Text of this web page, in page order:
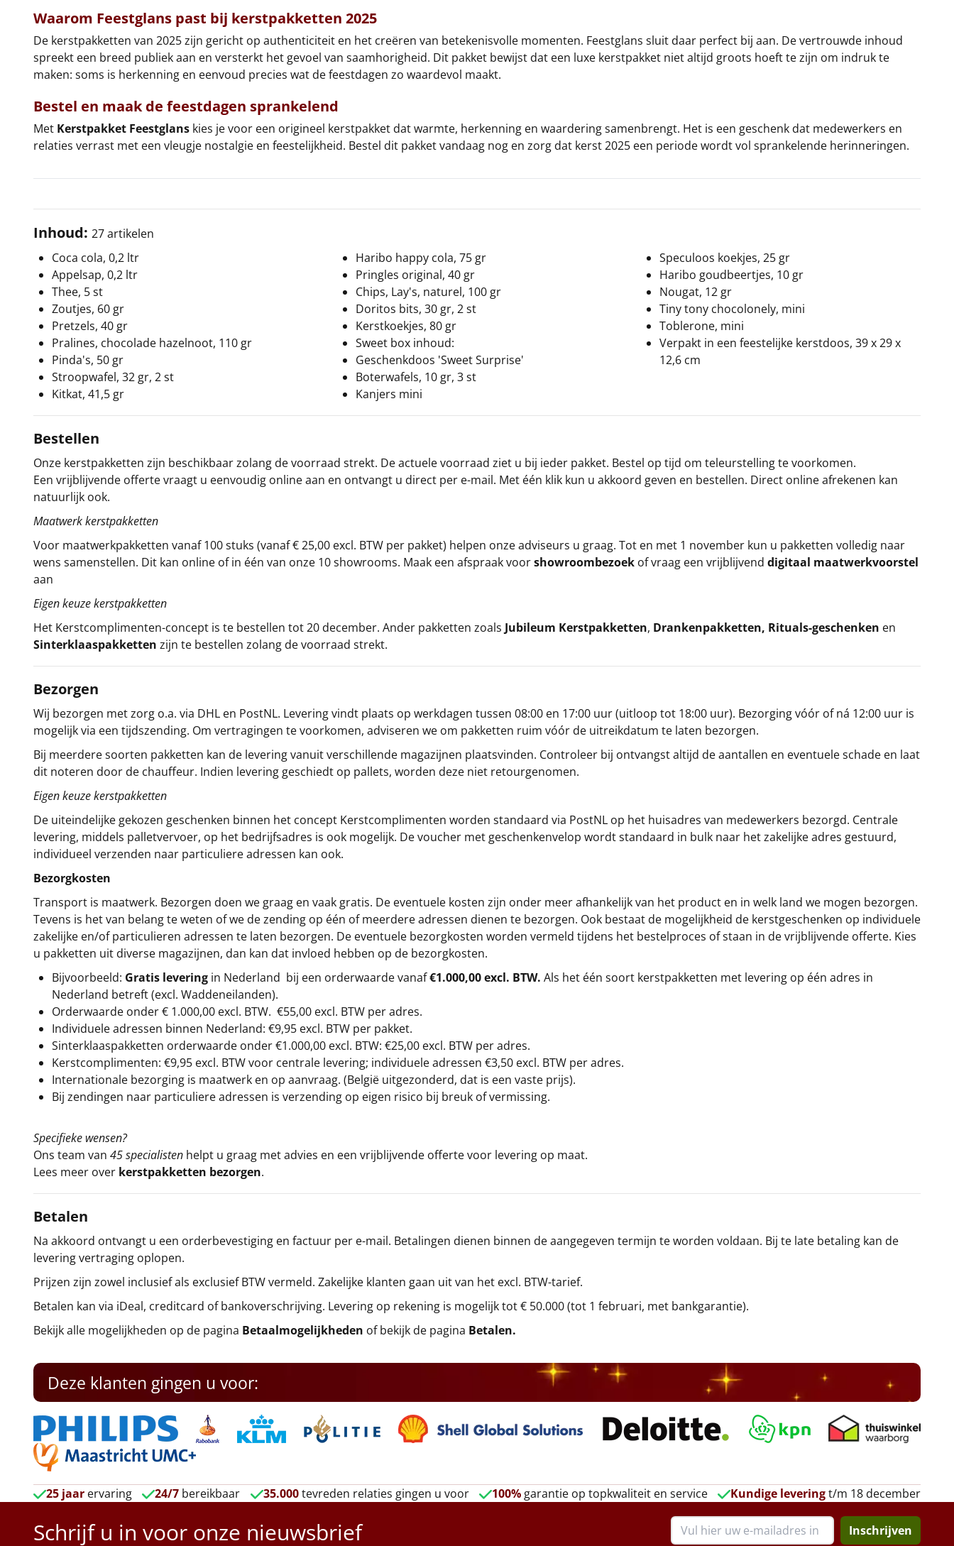
Waarom Feestglans past bij kerstpakketten 2025
De kerstpakketten van 2025 zijn gericht op authenticiteit en het creëren van betekenisvolle momenten. Feestglans sluit daar perfect bij aan. De vertrouwde inhoud
spreekt een breed publiek aan en versterkt het gevoel van saamhorigheid. Dit pakket bewijst dat een luxe kerstpakket niet altijd groots hoeft te zijn om indruk te
maken: soms is herkenning en eenvoud precies wat de feestdagen zo waardevol maakt.
Bestel en maak de feestdagen sprankelend
Met Kerstpakket Feestglans kies je voor een origineel kerstpakket dat warmte, herkenning en waardering samenbrengt. Het is een geschenk dat medewerkers en
relaties verrast met een vleugje nostalgie en feestelijkheid. Bestel dit pakket vandaag nog en zorg dat kerst 2025 een periode wordt vol sprankelende herinneringen.
Inhoud: 27 artikelen
Coca cola, 0,2 ltr
Appelsap, 0,2 ltr
Thee, 5 st
Zoutjes, 60 gr
Pretzels, 40 gr
Pralines, chocolade hazelnoot, 110 gr
Pinda's, 50 gr
Stroopwafel, 32 gr, 2 st
Kitkat, 41,5 gr
Haribo happy cola, 75 gr
Pringles original, 40 gr
Chips, Lay's, naturel, 100 gr
Doritos bits, 30 gr, 2 st
Kerstkoekjes, 80 gr
Sweet box inhoud:
Geschenkdoos 'Sweet Surprise'
Boterwafels, 10 gr, 3 st
Kanjers mini
Speculoos koekjes, 25 gr
Haribo goudbeertjes, 10 gr
Nougat, 12 gr
Tiny tony chocolonely, mini
Toblerone, mini
Verpakt in een feestelijke kerstdoos, 39 x 29 x
12,6 cm
Bestellen
Onze kerstpakketten zijn beschikbaar zolang de voorraad strekt. De actuele voorraad ziet u bij ieder pakket. Bestel op tijd om teleurstelling te voorkomen.
Een vrijblijvende offerte vraagt u eenvoudig online aan en ontvangt u direct per e-mail. Met één klik kun u akkoord geven en bestellen. Direct online afrekenen kan
natuurlijk ook.
Maatwerk kerstpakketten
Voor maatwerkpakketten vanaf 100 stuks (vanaf € 25,00 excl. BTW per pakket) helpen onze adviseurs u graag. Tot en met 1 november kun u pakketten volledig naar
wens samenstellen. Dit kan online of in één van onze 10 showrooms. Maak een afspraak voorshowroombezoek of vraag een vrijblijvend digitaal maatwerkvoorstel
aan
Eigen keuze kerstpakketten
Het Kerstcomplimenten-concept is te bestellen tot 20 december. Ander pakketten zoals Jubileum Kerstpakketten, Drankenpakketten, Rituals-geschenken en
Sinterklaaspakketten zijn te bestellen zolang de voorraad strekt.
Bezorgen
Wij bezorgen met zorg o.a. via DHL en PostNL. Levering vindt plaats op werkdagen tussen 08:00 en 17:00 uur (uitloop tot 18:00 uur). Bezorging vóór of ná 12:00 uur is
mogelijk via een tijdszending. Om vertragingen te voorkomen, adviseren we om pakketten ruim vóór de uitreikdatum te laten bezorgen.
Bij meerdere soorten pakketten kan de levering vanuit verschillende magazijnen plaatsvinden. Controleer bij ontvangst altijd de aantallen en eventuele schade en laat
dit noteren door de chauffeur. Indien levering geschiedt op pallets, worden deze niet retourgenomen.
Eigen keuze kerstpakketten
De uiteindelijke gekozen geschenken binnen het concept Kerstcomplimenten worden standaard via PostNL op het huisadres van medewerkers bezorgd. Centrale
levering, middels palletvervoer, op het bedrijfsadres is ook mogelijk. De voucher met geschenkenvelop wordt standaard in bulk naar het zakelijke adres gestuurd,
individueel verzenden naar particuliere adressen kan ook.
Bezorgkosten
Transport is maatwerk. Bezorgen doen we graag en vaak gratis. De eventuele kosten zijn onder meer afhankelijk van het product en in welk land we mogen bezorgen.
Tevens is het van belang te weten of we de zending op één of meerdere adressen dienen te bezorgen. Ook bestaat de mogelijkheid de kerstgeschenken op individuele
zakelijke en/of particulieren adressen te laten bezorgen. De eventuele bezorgkosten worden vermeld tijdens het bestelproces of staan in de vrijblijvende offerte. Kies
u pakketten uit diverse magazijnen, dan kan dat invloed hebben op de bezorgkosten.
Bijvoorbeeld: Gratis levering in Nederland bij een orderwaarde vanaf€1.000,00 excl. BTW. Als het één soort kerstpakketten met levering op één adres in
Nederland betreft (excl. Waddeneilanden).
Orderwaarde onder € 1.000,00 excl. BTW. €55,00 excl. BTW per adres.
Individuele adressen binnen Nederland: €9,95 excl. BTW per pakket.
Sinterklaaspakketten orderwaarde onder €1.000,00 excl. BTW: €25,00 excl. BTW per adres.
Kerstcomplimenten: €9,95 excl. BTW voor centrale levering; individuele adressen €3,50 excl. BTW per adres.
Internationale bezorging is maatwerk en op aanvraag. (België uitgezonderd, dat is een vaste prijs).
Bij zendingen naar particuliere adressen is verzending op eigen risico bij breuk of vermissing.
Specifieke wensen?
Ons team van 45 specialisten helpt u graag met advies en een vrijblijvende offerte voor levering op maat.
Lees meer over kerstpakketten bezorgen.
Betalen
Na akkoord ontvangt u een orderbevestiging en factuur per e-mail. Betalingen dienen binnen de aangegeven termijn te worden voldaan. Bij te late betaling kan de
levering vertraging oplopen.
Prijzen zijn zowel inclusief als exclusief BTW vermeld. Zakelijke klanten gaan uit van het excl. BTW-tarief.
Betalen kan via iDeal, creditcard of bankoverschrijving. Levering op rekening is mogelijk tot € 50.000 (tot 1 februari, met bankgarantie).
Bekijk alle mogelijkheden op de pagina Betaalmogelijkheden of bekijk de pagina Betalen.
Deze klanten gingen u voor:
25 jaar ervaring 24/7 bereikbaar 35.000tevreden relaties gingen u voor 100%garantie op topkwaliteit en service Kundige leveringt/m 18 december
Schrijf u in voor onze nieuwsbrief Inschrijven